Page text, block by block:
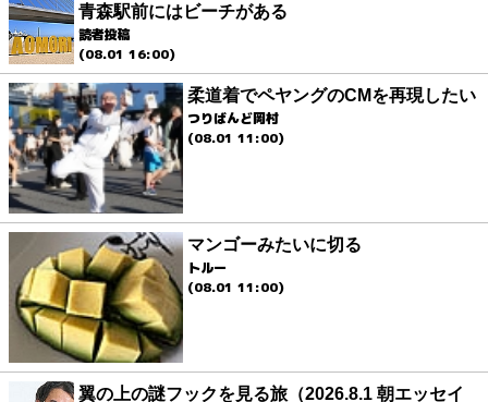
青森駅前にはビーチがある
読者投稿
(08.01 16:00)
柔道着でペヤングのCMを再現したい
つりばんど岡村
(08.01 11:00)
マンゴーみたいに切る
トルー
(08.01 11:00)
翼の上の謎フックを見る旅（2026.8.1 朝エッセイ